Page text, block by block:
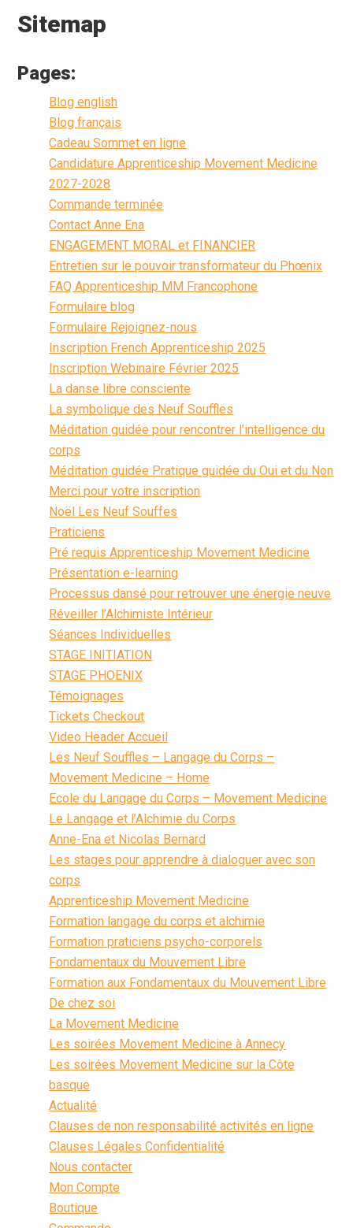
Sitemap
Pages:
Blog english
Blog français
Cadeau Sommet en ligne
Candidature Apprenticeship Movement Medicine
2027-2028
Commande terminée
Contact Anne Ena
ENGAGEMENT MORAL et FINANCIER
Entretien sur le pouvoir transformateur du Phœnix
FAQ Apprenticeship MM Francophone
Formulaire blog
Formulaire Rejoignez-nous
Inscription French Apprenticeship 2025
Inscription Webinaire Février 2025
La danse libre consciente
La symbolique des Neuf Souffles
Méditation guidée pour rencontrer l’intelligence du
corps
Méditation guidée Pratique guidée du Oui et du Non
Merci pour votre inscription
Noël Les Neuf Souffes
Praticiens
Pré requis Apprenticeship Movement Medicine
Présentation e-learning
Processus dansé pour retrouver une énergie neuve
Réveiller l’Alchimiste Intérieur
Séances Individuelles
STAGE INITIATION
STAGE PHOENIX
Témoignages
Tickets Checkout
Video Header Accueil
Les Neuf Souffles – Langage du Corps –
Movement Medicine – Home
Ecole du Langage du Corps – Movement Medicine
Le Langage et l’Alchimie du Corps
Anne-Ena et Nicolas Bernard
Les stages pour apprendre à dialoguer avec son
corps
Apprenticeship Movement Medicine
Formation langage du corps et alchimie
Formation praticiens psycho-corporels
Fondamentaux du Mouvement Libre
Formation aux Fondamentaux du Mouvement Libre
De chez soi
La Movement Medicine
Les soirées Movement Medicine à Annecy
Les soirées Movement Medicine sur la Côte
basque
Actualité
Clauses de non responsabilité activités en ligne
Clauses Légales Confidentialité
Nous contacter
Mon Compte
Boutique